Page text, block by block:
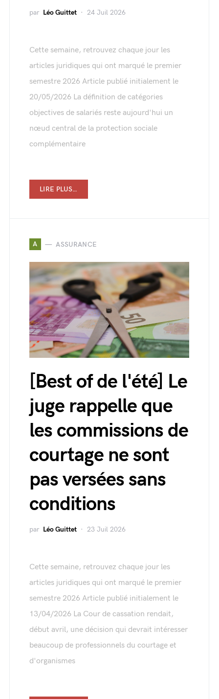
par Léo Guittet 24 Juil 2026
Cette semaine, retrouvez chaque jour les
articles juridiques qui ont marqué le premier
semestre 2026 Article publié initialement le
20/05/2026 La définition de catégories
objectives de salariés reste aujourd'hui un
nœud central de la protection sociale
complémentaire
LIRE PLUS…
A ASSURANCE
[Best of de l'été] Le
juge rappelle que
les commissions de
courtage ne sont
pas versées sans
conditions
par Léo Guittet 23 Juil 2026
Cette semaine, retrouvez chaque jour les
articles juridiques qui ont marqué le premier
semestre 2026 Article publié initialement le
13/04/2026 La Cour de cassation rendait,
début avril, une décision qui devrait intéresser
beaucoup de professionnels du courtage et
d'organismes